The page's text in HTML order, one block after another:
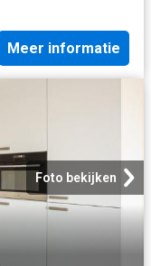
Meer informatie
Foto bekijken